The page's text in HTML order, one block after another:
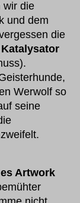
wir die
und dem
die
Katalysator
Werwolf so
seine
Artwork